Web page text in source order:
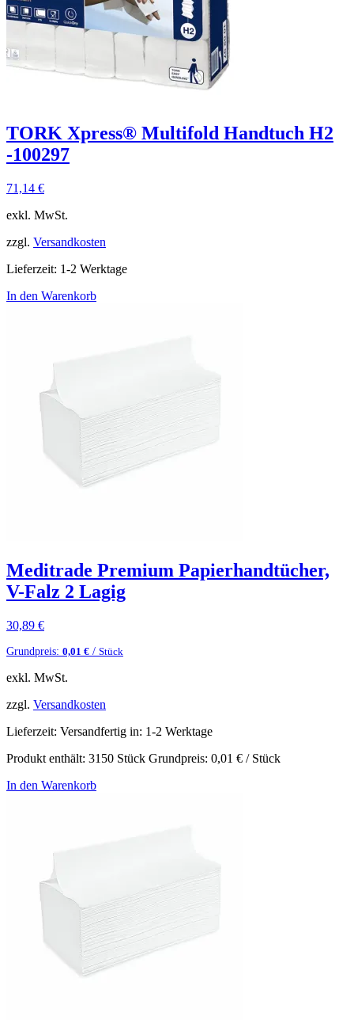
TORK Xpress® Multifold Handtuch H2
-100297
71,14 €
exkl. MwSt.
zzgl. Versandkosten
Lieferzeit: 1-2 Werktage
In den Warenkorb
Meditrade Premium Papierhandtücher,
V-Falz 2 Lagig
30,89 €
Grundpreis: 0,01 € / Stück
exkl. MwSt.
zzgl. Versandkosten
Lieferzeit: Versandfertig in: 1-2 Werktage
Produkt enthält: 3150 Stück Grundpreis: 0,01 € / Stück
In den Warenkorb